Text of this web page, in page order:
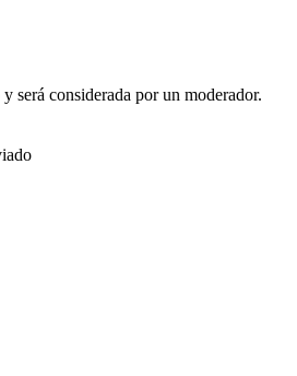
será considerada por un moderador.